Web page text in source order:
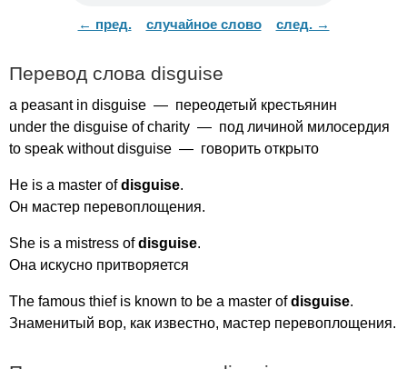
← пред. случайное слово след. →
Перевод слова disguise
a peasant in disguise — переодетый крестьянин
under the disguise of charity — под личиной милосердия
to speak without disguise — говорить открыто
He is a master of disguise.
Он мастер перевоплощения.
She is a mistress of disguise.
Она искусно притворяется
The famous thief is known to be a master of disguise.
Знаменитый вор, как известно, мастер перевоплощения.